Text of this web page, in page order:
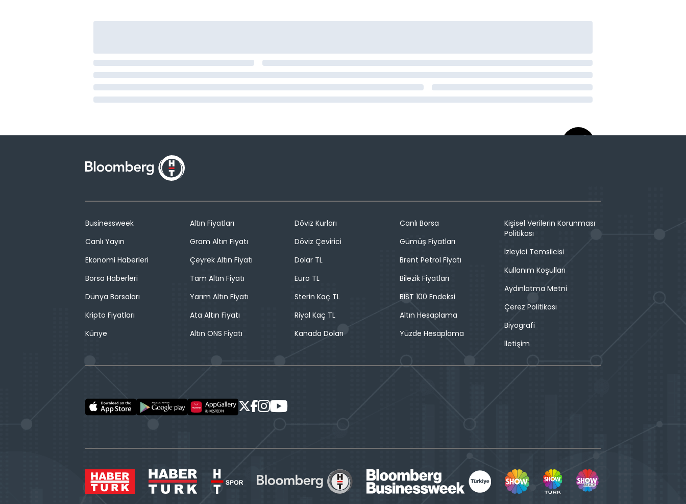
Businessweek
Canlı Yayın
Ekonomi Haberleri
Borsa Haberleri
Dünya Borsaları
Kripto Fiyatları
Künye
Altın Fiyatları
Gram Altın Fiyatı
Çeyrek Altın Fiyatı
Tam Altın Fiyatı
Yarım Altın Fiyatı
Ata Altın Fiyatı
Altın ONS Fiyatı
Döviz Kurları
Döviz Çevirici
Dolar TL
Euro TL
Sterin Kaç TL
Riyal Kaç TL
Kanada Doları
Canlı Borsa
Gümüş Fiyatları
Brent Petrol Fiyatı
Bilezik Fiyatları
BIST 100 Endeksi
Altın Hesaplama
Yüzde Hesaplama
Kişisel Verilerin Korunması
Politikası
İzleyici Temsilcisi
Kullanım Koşulları
Aydınlatma Metni
Çerez Politikası
Biyografi
İletişim